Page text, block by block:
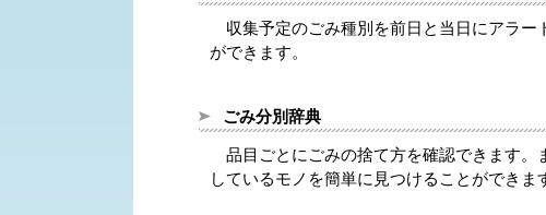
収集予定のごみ種別を前日と当日にアラー
ができます。
ごみ分別辞典
品目ごとにごみの捨て方を確認できます。
しているモノを簡単に見つけることができま